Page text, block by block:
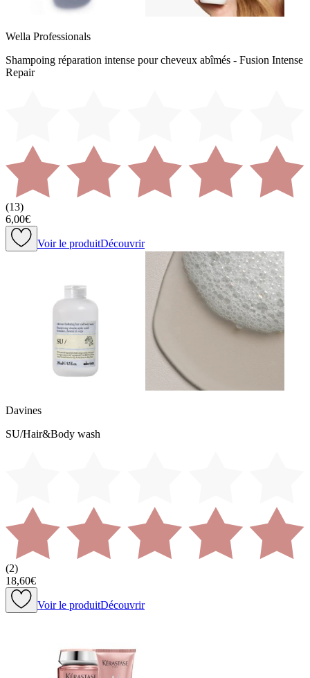
Wella Professionals
Shampoing réparation intense pour cheveux abîmés - Fusion Intense
Repair
(13)
6,00€
Voir le produitDécouvrir
Davines
SU/Hair&Body wash
(2)
18,60€
Voir le produitDécouvrir